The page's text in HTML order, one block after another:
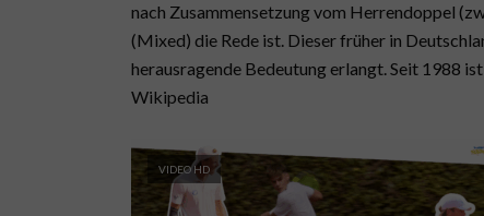
nach Zusammensetzung vom Herrendoppel
(Mixed) die Rede ist. Dieser früher in
herausragende Bedeutung erlangt. Seit 1988
Wikipedia
VIDEO HD